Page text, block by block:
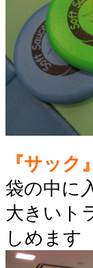
『サック』
袋の中に
大きいト
しめます